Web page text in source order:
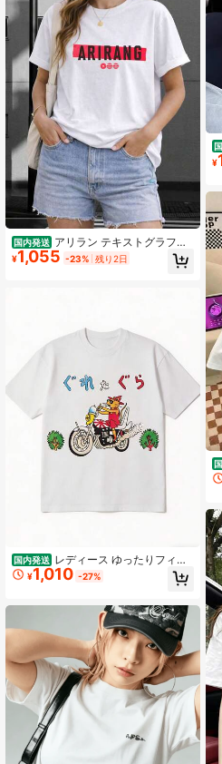
国内発送 アリラン テキストグラフィ
ックシャツ 韓国の音楽 バンタン 202
6 レディースカジュアルファッショ
¥1,055 -23% 残り2日
国内発送 レディース ゆったりフィッ
ト カジュアルTシャツ,咕咕恋人Tシ
ャツ - 动漫角色印花纯棉短袖Tシャ
适用于日常穿搭与主题服饰,200G 半
袖トップス,2026 Y2KTシャツ,個性
的ななレ
¥1,010 -27%
¥